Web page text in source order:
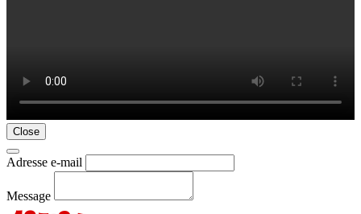
Close
Adresse e-mail
Message